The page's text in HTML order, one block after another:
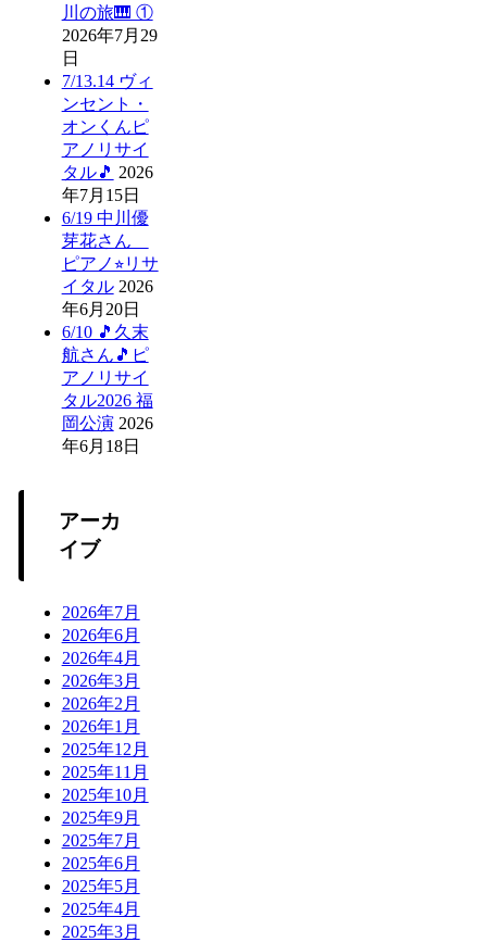
川の旅🎹 ①
2026年7月29
日
7/13.14 ヴィ
ンセント・
オンくんピ
アノリサイ
タル🎵 2026
年7月15日
6/19 中川優
芽花さん
ピアノ⭐︎リサ
イタル 2026
年6月20日
6/10 🎵久末
航さん🎵ピ
アノリサイ
タル2026 福
岡公演 2026
年6月18日
アーカ
イブ
2026年7月
2026年6月
2026年4月
2026年3月
2026年2月
2026年1月
2025年12月
2025年11月
2025年10月
2025年9月
2025年7月
2025年6月
2025年5月
2025年4月
2025年3月